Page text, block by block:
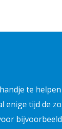
te
enige tijd de